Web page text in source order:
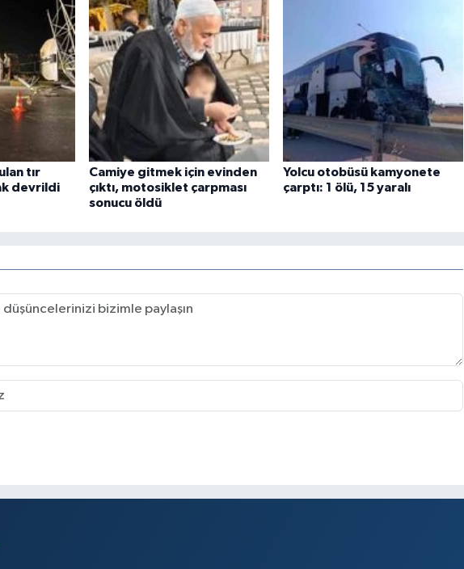
tır
devrildi
Camiye gitmek için evinden
çıktı, motosiklet çarpması
sonucu öldü
Yolcu otobüsü kamyonete
çarptı: 1 ölü, 15 yaralı